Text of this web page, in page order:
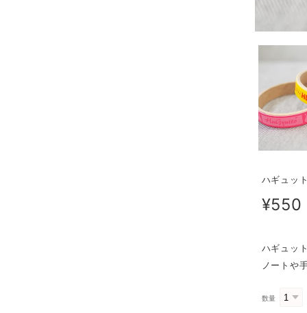
ハギュッ
¥550
ハギュッ
ノートや
数量